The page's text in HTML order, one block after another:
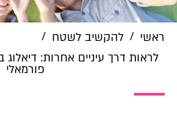
ראשי / להקשיב לשטח /
לראות דרך עיניים אחרות: דיאלוג
פורמאלי